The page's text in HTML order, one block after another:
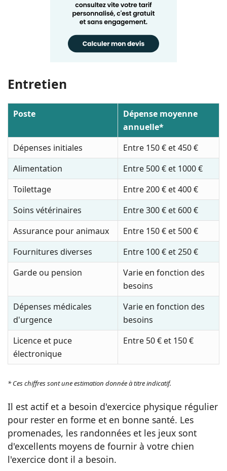
Entretien
Poste
Dépense moyenne
annuelle*
Dépenses initiales
Entre 150 € et 450 €
Alimentation
Entre 500 € et 1000 €
Toilettage
Entre 200 € et 400 €
Soins vétérinaires
Entre 300 € et 600 €
Assurance pour animaux
Entre 150 € et 500 €
Fournitures diverses
Entre 100 € et 250 €
Garde ou pension
Varie en fonction des
besoins
Dépenses médicales
d'urgence
Varie en fonction des
besoins
Licence et puce
électronique
Entre 50 € et 150 €
* Ces chiffres sont une estimation donnée à titre indicatif.
Il est actif et a besoin d'exercice physique régulier
pour rester en forme et en bonne santé. Les
promenades, les randonnées et les jeux sont
d'excellents moyens de fournir à votre chien
l'exercice dont il a besoin.